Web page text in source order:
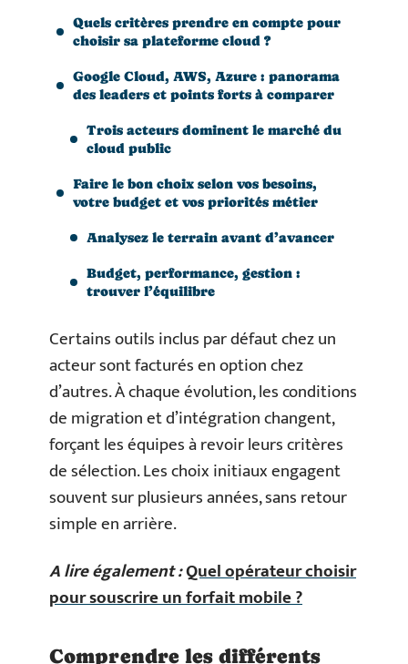
Quels critères prendre en compte pour
choisir sa plateforme cloud ?
Google Cloud, AWS, Azure : panorama
des leaders et points forts à comparer
Trois acteurs dominent le marché du
cloud public
Faire le bon choix selon vos besoins,
votre budget et vos priorités métier
Analysez le terrain avant d’avancer
Budget, performance, gestion :
trouver l’équilibre
Certains outils inclus par défaut chez un
acteur sont facturés en option chez
d’autres. À chaque évolution, les conditions
de migration et d’intégration changent,
forçant les équipes à revoir leurs critères
de sélection. Les choix initiaux engagent
souvent sur plusieurs années, sans retour
simple en arrière.
A lire également :Quel opérateur choisir
pour souscrire un forfait mobile ?
Comprendre les différents